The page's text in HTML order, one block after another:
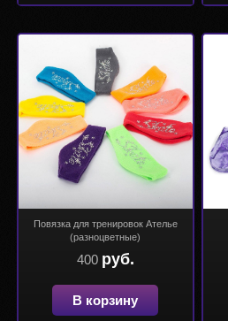
Повязка для тренировок Ателье
(разноцветные)
400 руб.
В корзину